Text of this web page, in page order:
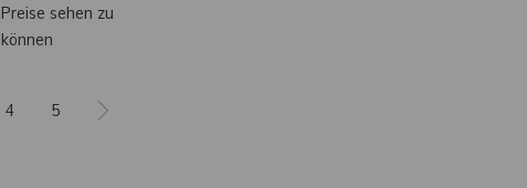
Preise sehen zu
können
4 5